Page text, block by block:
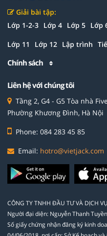
Giải bài tập:
Lớp 1-2-3 Lớp 4 Lớp 5 Lớp
Lớp 11 Lớp 12 Lập trình
Chính sách
Liên hệ với chúng tôi
Tầng 2, G4 - G5 Tòa nhà
Phường Khương Đình, Hà Nội
Phone: 084 283 45 85
Email: hotro@vietjack.com
CÔNG TY TNHH ĐẦU TƯ VÀ DỊCH
Người đại diện: Nguyễn Thanh Tuyền
Số giấy chứng nhận đăng ký kinh